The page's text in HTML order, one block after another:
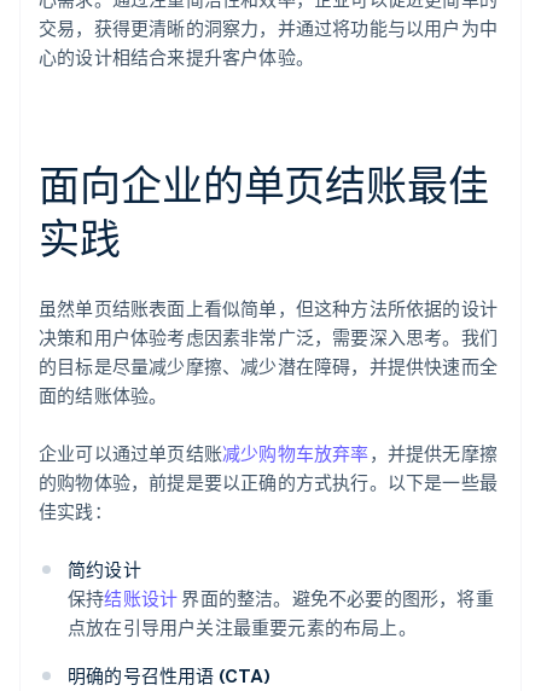
交易，获得更清晰的洞察力，并通过将功能与以用户为中
心的设计相结合来提升客户体验。
面向企业的单页结账最佳
实践
虽然单页结账表面上看似简单，但这种方法所依据的设计
决策和用户体验考虑因素非常广泛，需要深入思考。我们
的目标是尽量减少摩擦、减少潜在障碍，并提供快速而全
面的结账体验。
企业可以通过单页结账减少购物车放弃率，并提供无摩擦
的购物体验，前提是要以正确的方式执行。以下是一些最
佳实践：
简约设计
保持结账设计 界面的整洁。避免不必要的图形，将重
点放在引导用户关注最重要元素的布局上。
明确的号召性用语 (CTA)